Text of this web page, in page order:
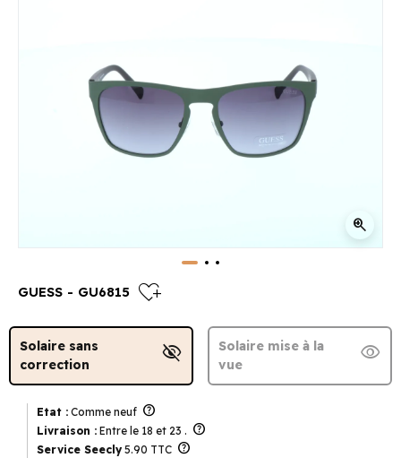
zoom_in
GUESS - GU6815 heart_plus
Solaire sans
correction
visibility_off
Solaire mise à la
vue
visibility
Etat : Comme neuf help
Livraison : Entre le 18 et 23 . help
Service Seecly 5.90 TTC help